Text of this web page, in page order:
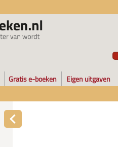
Gratis e-boeken Eigen uitgaven